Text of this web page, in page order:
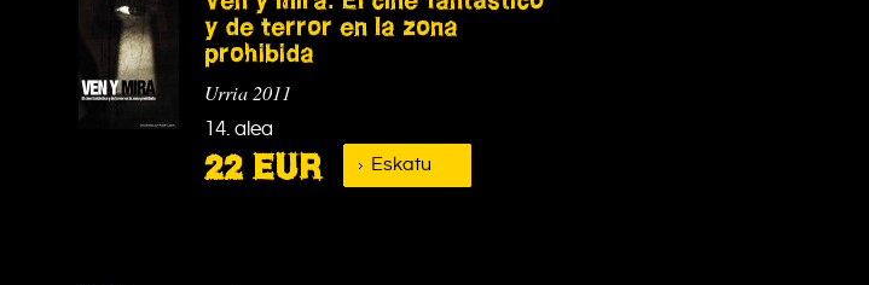
y de terror en la zona
prohibida
Urria 2011
14. alea
22 EUR Eskatu